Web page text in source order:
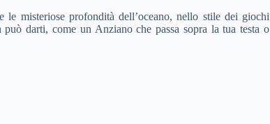
misteriose profondità dell’oceano, nello stile dei giochi
darti, come un Anziano che passa sopra la tua testa o